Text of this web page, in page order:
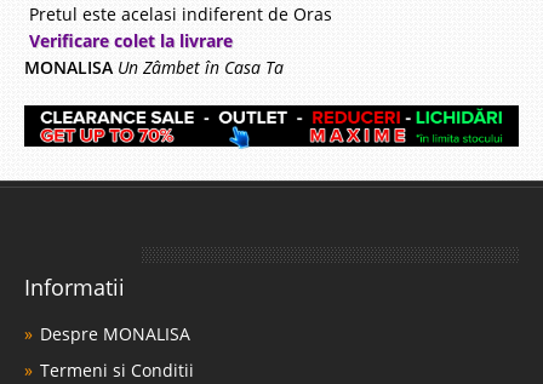
Pretul este acelasi indiferent de Oras
Verificare colet la livrare
MONALISA Un Zâmbet în Casa Ta
Informatii
Despre MONALISA
Termeni si Conditii